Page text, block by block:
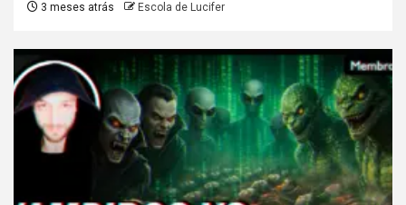
3 meses atrás Escola de Lucifer